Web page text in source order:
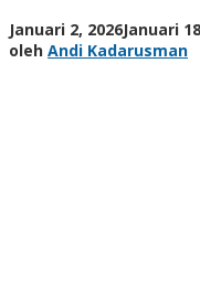
Januari 2, 2026Januari
oleh Andi Kadarusman